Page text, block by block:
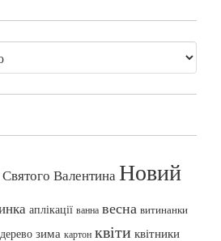
ВалентинаНовий
аплікації ванна весна витинанки
дерево зима картон квіти квітники